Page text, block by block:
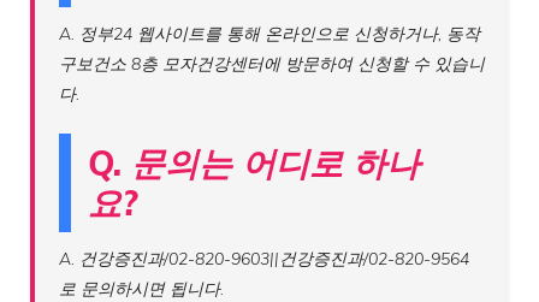
A. 정부24 웹사이트를 통해 온라인으로 신청하거나, 동작
구보건소 8층 모자건강센터에 방문하여 신청할 수 있습니
다.
Q. 문의는 어디로 하나
요?
A. 건강증진과/02-820-9603||건강증진과/02-820-9564
로 문의하시면 됩니다.